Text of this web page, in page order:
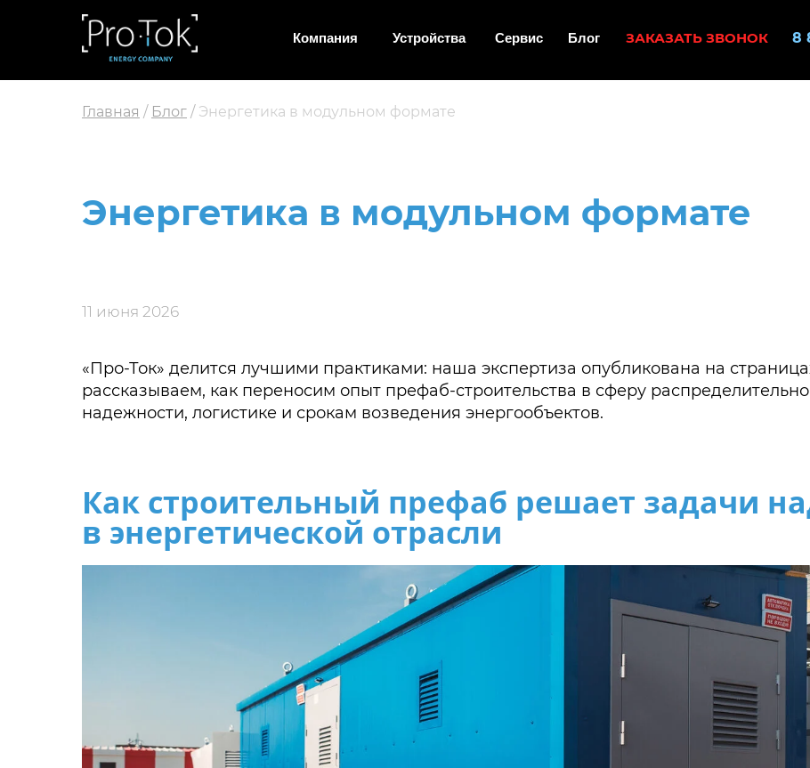
ЗАКАЗАТЬ ЗВОНОК 8
Сервис Блог
Устройства
Компания
Главная / Блог / Энергетика в модульном формате
11 июня 2026
Энергетика в модульном формате
«Про-Ток» делится лучшими практиками: наша экспертиза опубликована на
рассказываем, как переносим опыт префаб-строительства в сферу
надежности, логистике и срокам возведения энергообъектов.
Как строительный префаб решает задачи
в энергетической отрасли